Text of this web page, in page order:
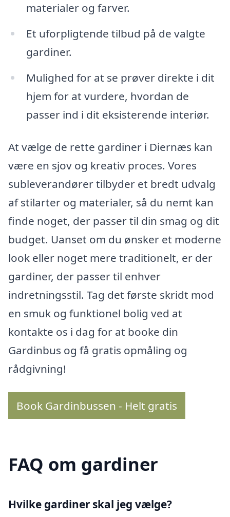
materialer og farver.
Et uforpligtende tilbud på de valgte
gardiner.
Mulighed for at se prøver direkte i dit
hjem for at vurdere, hvordan de
passer ind i dit eksisterende interiør.
At vælge de rette gardiner i Diernæs kan
være en sjov og kreativ proces. Vores
subleverandører tilbyder et bredt udvalg
af stilarter og materialer, så du nemt kan
finde noget, der passer til din smag og dit
budget. Uanset om du ønsker et moderne
look eller noget mere traditionelt, er der
gardiner, der passer til enhver
indretningsstil. Tag det første skridt mod
en smuk og funktionel bolig ved at
kontakte os i dag for at booke din
Gardinbus og få gratis opmåling og
rådgivning!
Book Gardinbussen - Helt gratis
FAQ om gardiner
Hvilke gardiner skal jeg vælge?